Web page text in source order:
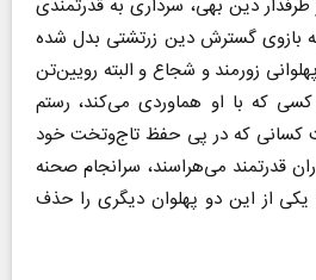
دین بهی، سرداری به قدرتمندی
بازوی گسترش دین زرتشتی بدل شده
زورمند و شجاع و البته رویین‌تن
که با او هماوردی می‌کند، رستم
که در پی حفظ تاج‌وتخت خود
قدرتمند می‌هراسند، سرانجام صحنه
یکی از این دو پهلوان دیگری را حذف